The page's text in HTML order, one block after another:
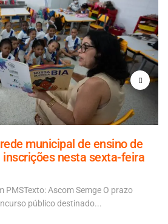
municipal de ensino de
inscrições nesta sexta-feira
PMSTexto: Ascom Semge O prazo
público destinado...